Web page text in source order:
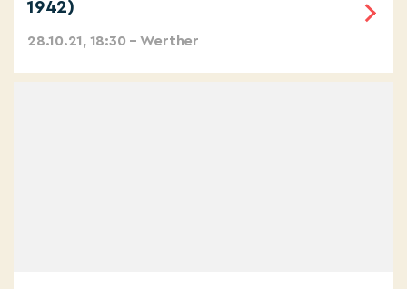
1942)
28.10.21, 18:30 – Werther